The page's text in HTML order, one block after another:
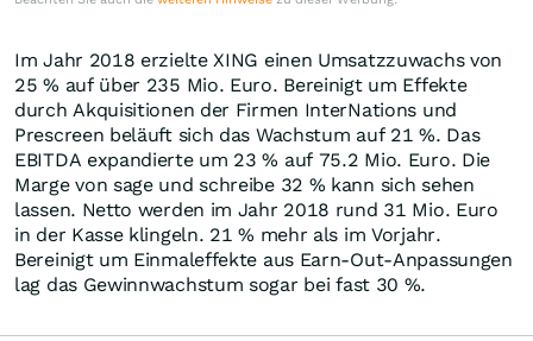
Im Jahr 2018 erzielte XING einen Umsatzzuwachs von
25 % auf über 235 Mio. Euro. Bereinigt um Effekte
durch Akquisitionen der Firmen InterNations und
Prescreen beläuft sich das Wachstum auf 21 %. Das
EBITDA expandierte um 23 % auf 75.2 Mio. Euro. Die
Marge von sage und schreibe 32 % kann sich sehen
lassen. Netto werden im Jahr 2018 rund 31 Mio. Euro
in der Kasse klingeln. 21 % mehr als im Vorjahr.
Bereinigt um Einmaleffekte aus Earn-Out-Anpassungen
lag das Gewinnwachstum sogar bei fast 30 %.